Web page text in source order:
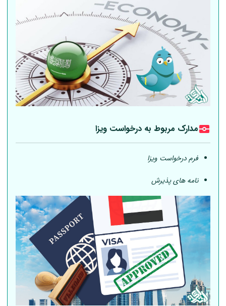
مدارک مربوط به درخواست ویزا
فرم درخواست ویزا
نامه های پذیرش